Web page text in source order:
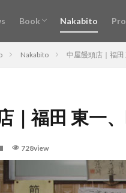
Book Nakabito
Nakabito 中屋饅頭店｜福田
｜福田 東一
728view